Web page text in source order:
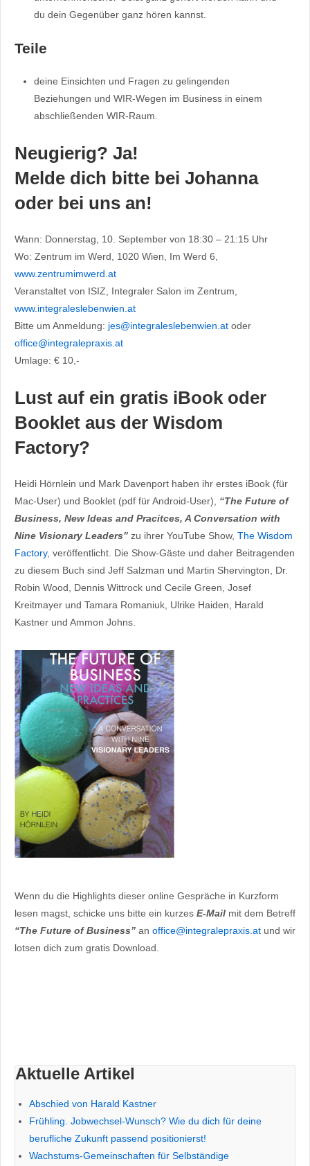
du dein Gegenüber ganz hören kannst.
Teile
deine Einsichten und Fragen zu gelingenden
Beziehungen und WIR-Wegen im Business in einem
abschließenden WIR-Raum.
Neugierig? Ja!
Melde dich bitte bei Johanna
oder bei uns an!
Wann: Donnerstag, 10. September von 18:30 – 21:15 Uhr
Wo: Zentrum im Werd, 1020 Wien, Im Werd 6,
www.zentrumimwerd.at
Veranstaltet von ISIZ, Integraler Salon im Zentrum,
www.integraleslebenwien.at
Bitte um Anmeldung: jes@integraleslebenwien.at oder
office@integralepraxis.at
Umlage: € 10,-
Lust auf ein gratis iBook oder
Booklet aus der Wisdom
Factory?
Heidi Hörnlein und Mark Davenport haben ihr erstes iBook (für
Mac-User) und Booklet (pdf für Android-User), “The Future of
Business, New Ideas and Pracitces, A Conversation with
Nine Visionary Leaders” zu ihrer YouTube Show, The Wisdom
Factory, veröffentlicht. Die Show-Gäste und daher Beitragenden
zu diesem Buch sind Jeff Salzman und Martin Shervington, Dr.
Robin Wood, Dennis Wittrock und Cecile Green, Josef
Kreitmayer und Tamara Romaniuk, Ulrike Haiden, Harald
Kastner und Ammon Johns.
Wenn du die Highlights dieser online Gespräche in Kurzform
lesen magst, schicke uns bitte ein kurzes E-Mail mit dem Betreff
“The Future of Business” an office@integralepraxis.at und wir
lotsen dich zum gratis Download.
Aktuelle Artikel
Abschied von Harald Kastner
Frühling. Jobwechsel-Wunsch? Wie du dich für deine
berufliche Zukunft passend positionierst!
Wachstums-Gemeinschaften für Selbständige